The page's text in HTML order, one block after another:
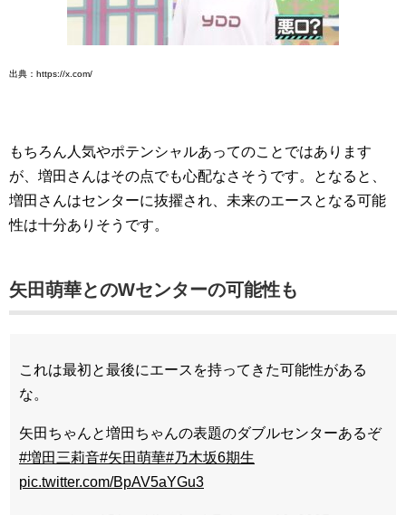
出典：https://x.com/
もちろん人気やポテンシャルあってのことではあります
が、増田さんはその点でも心配なさそうです。となると、
増田さんはセンターに抜擢され、未来のエースとなる可能
性は十分ありそうです。
矢田萌華とのWセンターの可能性も
これは最初と最後にエースを持ってきた可能性がある
な。
矢田ちゃんと増田ちゃんの表題のダブルセンターあるぞ
#増田三莉音#矢田萌華#乃木坂6期生
pic.twitter.com/BpAV5aYGu3